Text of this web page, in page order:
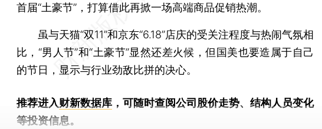
首届“土豪节”，打算借此再掀一场高端商品促销热潮。
虽与天猫“双11”和京东“6.18”店庆的受关注程度与热闹气氛相
比，“男人节”和“土豪节”显然还差火候，但国美也要造属于自己
的节日，显示与行业劲敌比拼的决心。
推荐进入财新数据库 ，可随时查阅公司股价走势、结构人员变化
等投资信息。